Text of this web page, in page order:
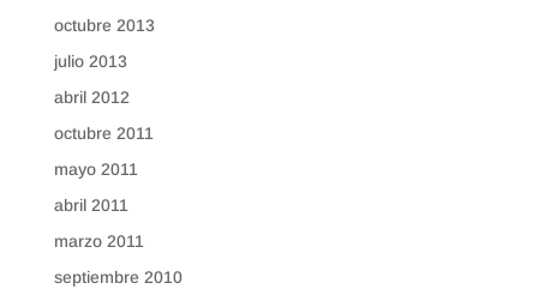
octubre 2013
julio 2013
abril 2012
octubre 2011
mayo 2011
abril 2011
marzo 2011
septiembre 2010